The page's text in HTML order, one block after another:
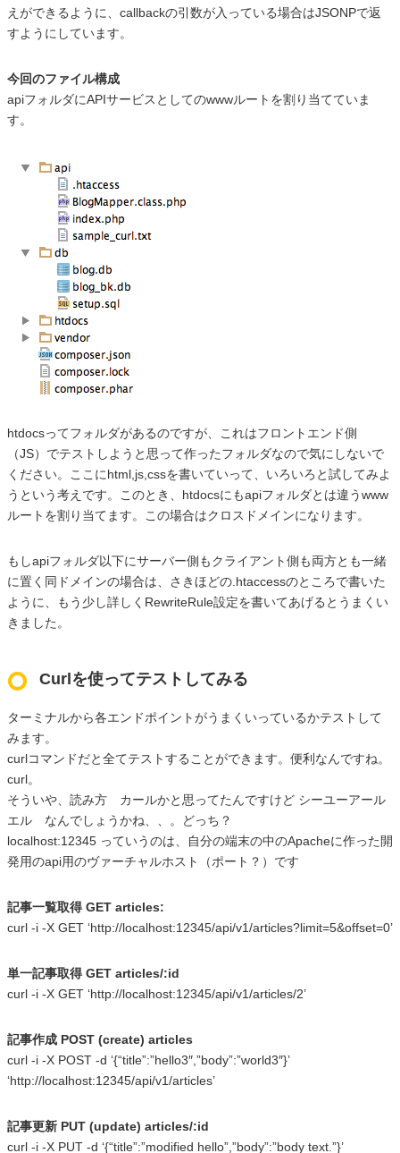
えができるように、callbackの引数が入っている場合はJSONPで返
すようにしています。
今回のファイル構成
apiフォルダにAPIサービスとしてのwwwルートを割り当てていま
す。
htdocsってフォルダがあるのですが、これはフロントエンド側
（JS）でテストしようと思って作ったフォルダなので気にしないで
ください。ここにhtml,js,cssを書いていって、いろいろと試してみよ
うという考えです。このとき、htdocsにもapiフォルダとは違うwww
ルートを割り当てます。この場合はクロスドメインになります。
もしapiフォルダ以下にサーバー側もクライアント側も両方とも一緒
に置く同ドメインの場合は、さきほどの.htaccessのところで書いた
ように、もう少し詳しくRewriteRule設定を書いてあげるとうまくい
きました。
Curlを使ってテストしてみる
ターミナルから各エンドポイントがうまくいっているかテストして
みます。
curlコマンドだと全てテストすることができます。便利なんですね。
curl。
そういや、読み方 カールかと思ってたんですけど シーユーアール
エル なんでしょうかね、、。どっち？
localhost:12345 っていうのは、自分の端末の中のApacheに作った開
発用のapi用のヴァーチャルホスト（ポート？）です
記事一覧取得 GET articles:
curl -i -X GET ‘http://localhost:12345/api/v1/articles?limit=5&offset=0’
単一記事取得 GET articles/:id
curl -i -X GET ‘http://localhost:12345/api/v1/articles/2’
記事作成 POST (create) articles
curl -i -X POST -d ‘{“title”:”hello3″,”body”:”world3″}’
‘http://localhost:12345/api/v1/articles’
記事更新 PUT (update) articles/:id
curl -i -X PUT -d ‘{“title”:”modified hello”,”body”:”body text.”}’